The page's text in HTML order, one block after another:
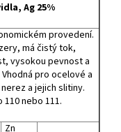
Ag 25%
provedení.
má čistý tok,
vysokou pevnost a
pro ocelové a
a jejich slitiny.
nebo 111.
Zn